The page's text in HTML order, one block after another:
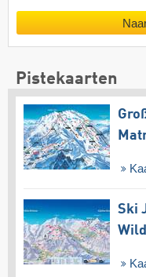
Pistekaarten
Ski